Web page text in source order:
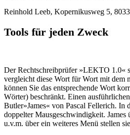
Reinhold Leeb, Kopernikusweg 5,
Tools für jeden Zweck
Der Rechtschreibprüfer »LEKTO 1.0«
vergleicht diese Wort für Wort mit dem
können Sie das entsprechende Wort
Wörter) beschränkt. Einen
Butler»James« von Pascal Fellerich.
doppelter Mausgeschwindigkeit.
u.v.m. über ein weiteres Menü stellen